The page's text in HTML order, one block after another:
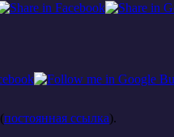
(постоянная ссылка).